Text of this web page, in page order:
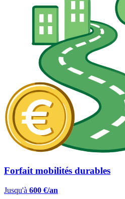
Forfait mobilités durables
Jusqu'à 600 €/an